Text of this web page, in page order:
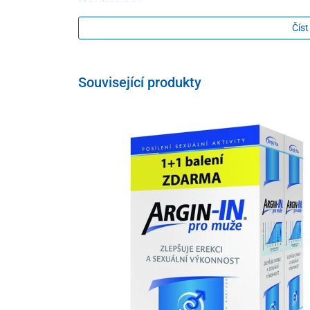
doporučuje se užívat 3 tablety denně, po 1.
Tento produkt je dodáván v ochranném obalu. V
možné po porušení ochranného obalu odstoupit od
důvodu ochrany zdraví a hygieny není vhodné vrátit
oprávněné reklamace nebo výrobní chyby.
Číst
Související produkty